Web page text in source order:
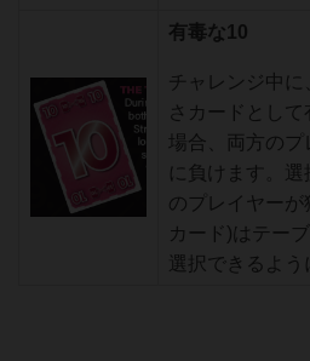
有毒な10
チャレンジ中
さカードとして
場合、両方のプ
に負けます。選
のプレイヤーが
カード)はテー
選択できるよう